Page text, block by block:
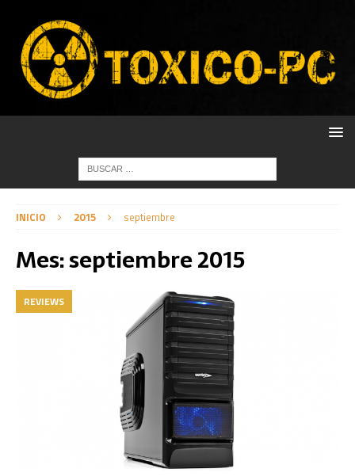
INICIO 2015 septiembre
Mes:septiembre 2015
REVIEWS